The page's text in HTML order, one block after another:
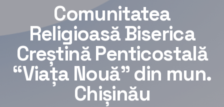
Comunitatea
Religioasă Biserica
Creștină Penticostală
“Viața Nouă” din mun.
Chișinău